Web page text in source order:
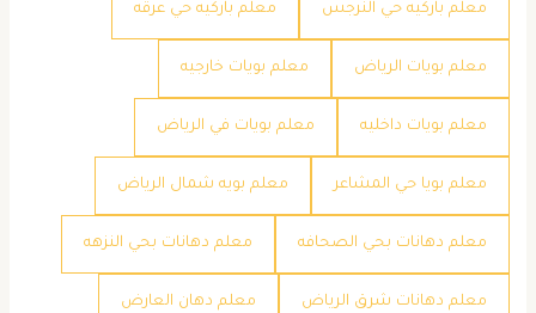
معلم باركيه حي النرجس معلم باركيه حي عرقه
معلم بويات الرياض معلم بويات خارجيه
معلم بويات داخليه معلم بويات في الرياض
معلم بويا حي المشاعر معلم بويه شمال الرياض
معلم دهانات بحي الصحافه معلم دهانات بحي النزهه
معلم دهانات شرق الرياض معلم دهان العارض